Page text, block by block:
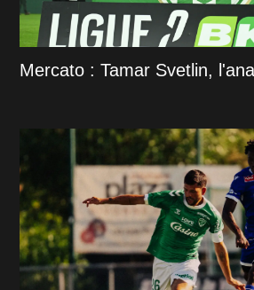
Mercato : Tamar Svetlin,